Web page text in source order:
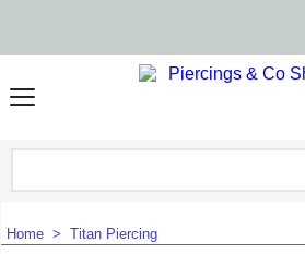
Home > Titan Piercing